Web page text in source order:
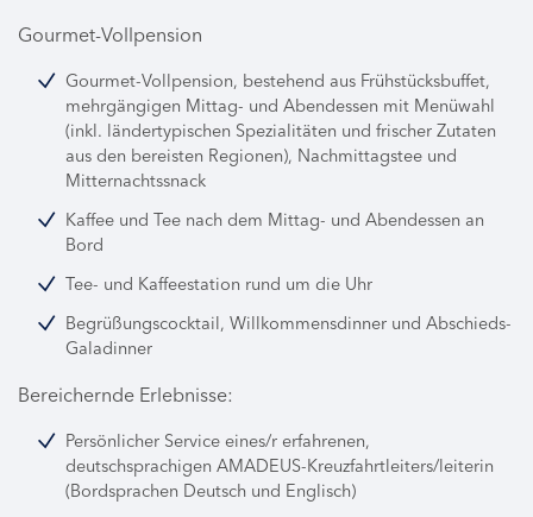
Gourmet-Vollpension
Gourmet-Vollpension, bestehend aus Frühstücksbuffet,
mehrgängigen Mittag- und Abendessen mit Menüwahl
(inkl. ländertypischen Spezialitäten und frischer Zutaten
aus den bereisten Regionen), Nachmittagstee und
Mitternachtssnack
Kaffee und Tee nach dem Mittag- und Abendessen an
Bord
Tee- und Kaffeestation rund um die Uhr
Begrüßungscocktail, Willkommensdinner und Abschieds-
Galadinner
Bereichernde Erlebnisse:
Persönlicher Service eines/r erfahrenen,
deutschsprachigen AMADEUS-Kreuzfahrtleiters/leiterin
(Bordsprachen Deutsch und Englisch)